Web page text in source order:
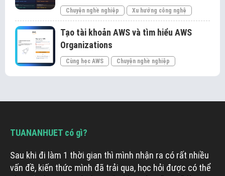
Chuyện nghề nghiệp Xu hướng công nghệ
Tạo tài khoản AWS và tìm hiểu AWS
Organizations
Cùng học AWS Chuyện nghề nghiệp
TUANANHUET có gì?
Sau khi đi làm 1 thời gian thì mình nhận ra có rất nhiều
vấn đề, kiến thức mình đã trải qua, học hỏi được có thể